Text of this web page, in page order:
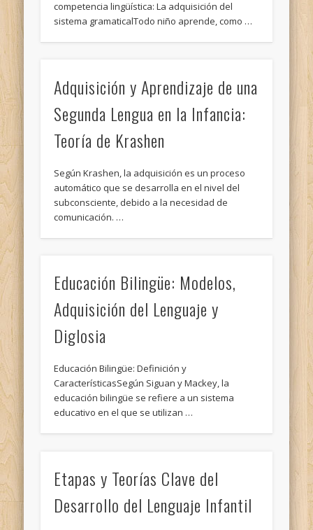
competencia lingüística: La adquisición del
sistema gramaticalTodo niño aprende, como …
Adquisición y Aprendizaje de una
Segunda Lengua en la Infancia:
Teoría de Krashen
Según Krashen, la adquisición es un proceso
automático que se desarrolla en el nivel del
subconsciente, debido a la necesidad de
comunicación. …
Educación Bilingüe: Modelos,
Adquisición del Lenguaje y
Diglosia
Educación Bilingüe: Definición y
CaracterísticasSegún Siguan y Mackey, la
educación bilingüe se refiere a un sistema
educativo en el que se utilizan …
Etapas y Teorías Clave del
Desarrollo del Lenguaje Infantil